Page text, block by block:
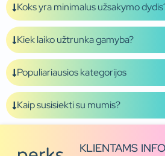
Koks yra minimalus užsakymo
Kiek laiko užtrunka gamyba?
Populiariausios kategorijos
Kaip susisiekti su mumis?
KLIENTAMS